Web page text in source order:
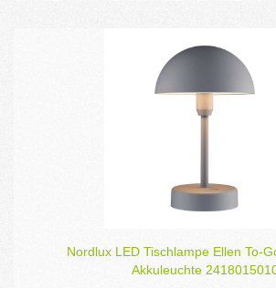
Nordlux LED Tischlampe Ellen To-
Akkuleuchte